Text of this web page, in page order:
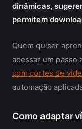
dinâmicas,
permitem
Quem quiser
acessar um passo
com cortes de
automação
Como adaptar